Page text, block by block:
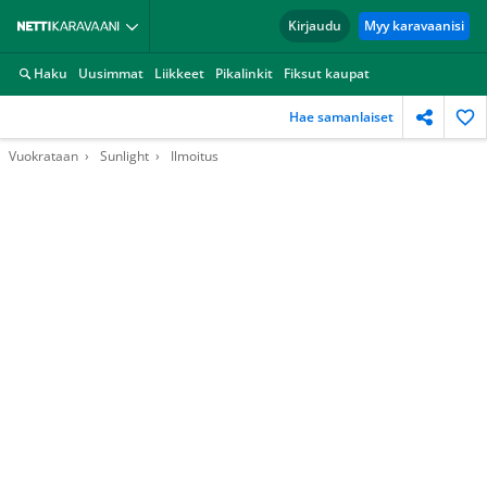
Kirjaudu Myy karavaanisi
Haku Uusimmat Liikkeet Pikalinkit Fiksut kaupat
Hae samanlaiset
Vuokrataan Sunlight Ilmoitus